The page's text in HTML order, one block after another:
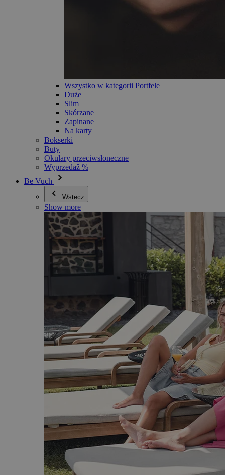
Wszystko w kategorii Portfele
Duże
Slim
Skórzane
Zapinane
Na karty
Bokserki
Buty
Okulary przeciwsłoneczne
Wyprzedaž %
Be Vuch
Wstecz
Show more